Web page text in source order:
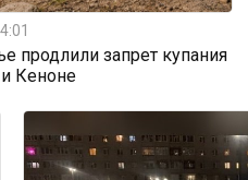
продлили запрет купания
Кеноне